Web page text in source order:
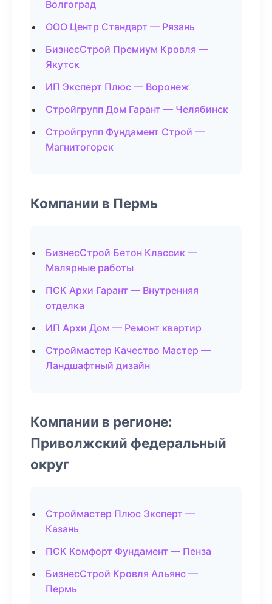
Волгоград
ООО Центр Стандарт — Рязань
БизнесСтрой Премиум Кровля —
Якутск
ИП Эксперт Плюс — Воронеж
Стройгрупп Дом Гарант — Челябинск
Стройгрупп Фундамент Строй —
Магнитогорск
Компании в Пермь
БизнесСтрой Бетон Классик —
Малярные работы
ПСК Архи Гарант — Внутренняя
отделка
ИП Архи Дом — Ремонт квартир
Строймастер Качество Мастер —
Ландшафтный дизайн
Компании в регионе:
Приволжский федеральный
округ
Строймастер Плюс Эксперт —
Казань
ПСК Комфорт Фундамент — Пенза
БизнесСтрой Кровля Альянс —
Пермь